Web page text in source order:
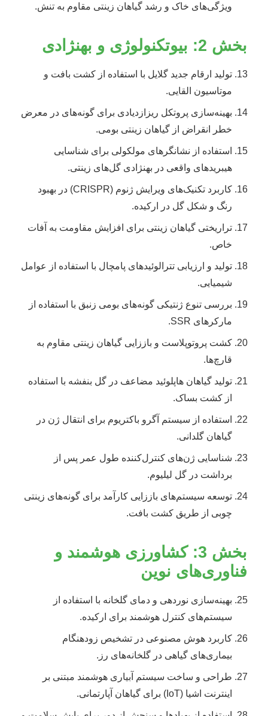
ویژگی‌های خاک و رشد گیاهان زینتی مقاوم به تنش.
بخش 2: بیوتکنولوژی و بهنژادی
تولید ارقام جدید گلایل با استفاده از کشت بافت و
موتاسیون القایی.
بهینه‌سازی پروتکل ریزازدیادی برای گونه‌های در معرض
خطر انقراض از گیاهان زینتی بومی.
استفاده از نشانگرهای مولکولی برای شناسایی
هیبریدهای واقعی در بهنژادی گل‌های زینتی.
کاربرد تکنیک‌های ویرایش ژنوم (CRISPR) در بهبود
رنگ و شکل گل در ارکیده.
تراریختی گیاهان زینتی برای افزایش مقاومت به آفات
خاص.
تولید و ارزیابی تترالوئیدهای پامچال با استفاده از عوامل
شیمیایی.
بررسی تنوع ژنتیکی گونه‌های بومی زنبق با استفاده از
مارکرهای SSR.
کشت پروتوپلاست و باززایی گیاهان زینتی مقاوم به
قارچ‌ها.
تولید گیاهان هاپلوئید مضاعف در گل بنفشه با استفاده
از کشت بساک.
استفاده از سیستم آگرو باکتریوم برای انتقال ژن در
گیاهان گلدانی.
شناسایی ژن‌های کنترل‌کننده طول عمر پس از
برداشت در گل لیلیوم.
توسعه سیستم‌های باززایی کارآمد برای گونه‌های زینتی
چوبی از طریق کشت بافت.
بخش 3: کشاورزی هوشمند و
فناوری‌های نوین
بهینه‌سازی نوردهی و دمای گلخانه با استفاده از
سیستم‌های کنترل هوشمند برای ارکیده.
کاربرد هوش مصنوعی در تشخیص زودهنگام
بیماری‌های گیاهی در گلخانه‌های رز.
طراحی و ساخت سیستم آبیاری هوشمند مبتنی بر
اینترنت اشیا (IoT) برای گیاهان آپارتمانی.